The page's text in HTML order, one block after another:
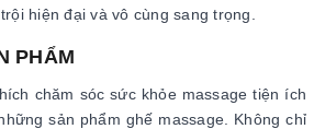
hiện đại và vô cùng sang trọng.
PHẨM
chăm sóc sức khỏe massage tiện ích
sản phẩm ghế massage. Không chỉ